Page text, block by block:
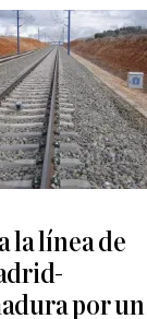
la línea de
por un